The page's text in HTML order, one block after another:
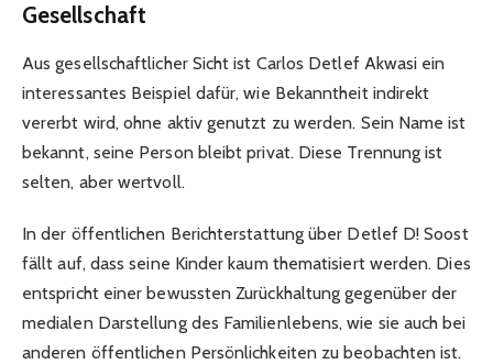
Gesellschaft
Aus gesellschaftlicher Sicht ist Carlos Detlef Akwasi ein
interessantes Beispiel dafür, wie Bekanntheit indirekt
vererbt wird, ohne aktiv genutzt zu werden. Sein Name ist
bekannt, seine Person bleibt privat. Diese Trennung ist
selten, aber wertvoll.
In der öffentlichen Berichterstattung über Detlef D! Soost
fällt auf, dass seine Kinder kaum thematisiert werden. Dies
entspricht einer bewussten Zurückhaltung gegenüber der
medialen Darstellung des Familienlebens, wie sie auch bei
anderen öffentlichen Persönlichkeiten zu beobachten ist.